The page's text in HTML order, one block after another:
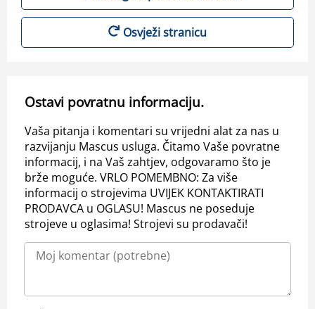
Osvježi stranicu
Ostavi povratnu informaciju.
Vaša pitanja i komentari su vrijedni alat za nas u
razvijanju Mascus usluga. Čitamo Vaše povratne
informacij, i na Vaš zahtjev, odgovaramo što je
brže moguće. VRLO POMEMBNO: Za više
informacij o strojevima UVIJEK KONTAKTIRATI
PRODAVCA u OGLASU! Mascus ne poseduje
strojeve u oglasima! Strojevi su prodavači!